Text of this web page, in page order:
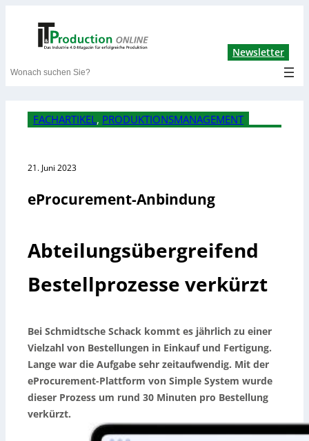
Newsletter
Search
FACHARTIKEL , PRODUKTIONSMANAGEMENT
21. Juni 2023
eProcurement-Anbindung
Abteilungsübergreifend
Bestellprozesse verkürzt
Bei Schmidtsche Schack kommt es jährlich zu einer
Vielzahl von Bestellungen in Einkauf und Fertigung.
Lange war die Aufgabe sehr zeitaufwendig. Mit der
eProcurement-Plattform von Simple System wurde
dieser Prozess um rund 30 Minuten pro Bestellung
verkürzt.